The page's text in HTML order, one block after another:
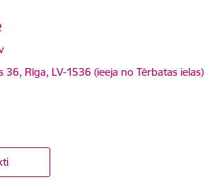
36, Rīga, LV-1536 (ieeja no Tērbatas ielas)